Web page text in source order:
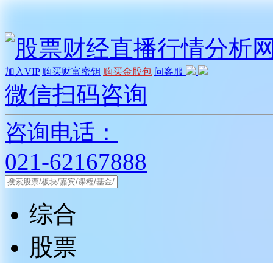
加入VIP 购买财富密钥 购买金股包 问客服
微信扫码咨询
咨询电话：
021-62167888
综合
股票